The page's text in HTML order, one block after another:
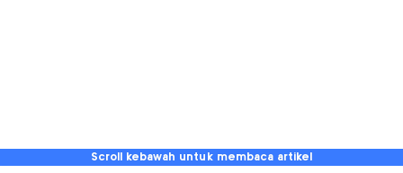
Scroll kebawah untuk membaca artikel